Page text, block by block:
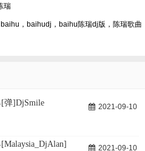
瑞
，baihudj，baihu陈瑞dj版，陈瑞歌曲
弹]DjSmile 2021-09-10
2021-09-10